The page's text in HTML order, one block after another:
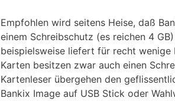
Empfohlen wird seitens Heise, daß
einem Schreibschutz (es reichen 4
beispielsweise liefert für recht wenige
Karten besitzen zwar auch einen
Kartenleser übergehen den
Bankix Image auf USB Stick oder